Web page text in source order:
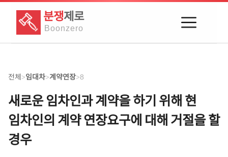
분쟁제로
Boonzero
전체>임대차>계약연장>8
새로운 임차인과 계약을 하기 위해 현
임차인의 계약 연장요구에 대해 거절을 할
경우